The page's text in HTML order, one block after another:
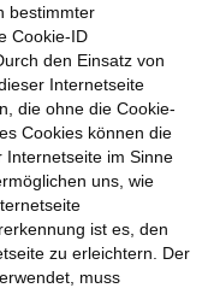
bestimmter
Cookie-ID
den Einsatz von
Internetseite
die ohne die Cookie-
Cookies können die
Internetseite im Sinne
uns, wie
ist es, den
zu erleichtern. Der
muss